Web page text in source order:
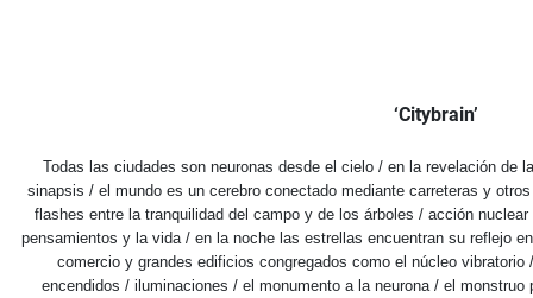
‘Citybrain’
Todas las ciudades son neuronas desde el cielo / en la revelación de
sinapsis / el mundo es un cerebro conectado mediante carreteras y
flashes entre la tranquilidad del campo y de los árboles / acción
pensamientos y la vida / en la noche las estrellas encuentran su reflejo
comercio y grandes edificios congregados como el núcleo
encendidos / iluminaciones / el monumento a la neurona / el